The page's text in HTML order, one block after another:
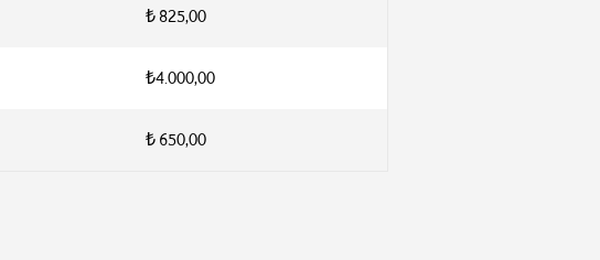
₺ 825,00
₺4.000,00
₺ 650,00